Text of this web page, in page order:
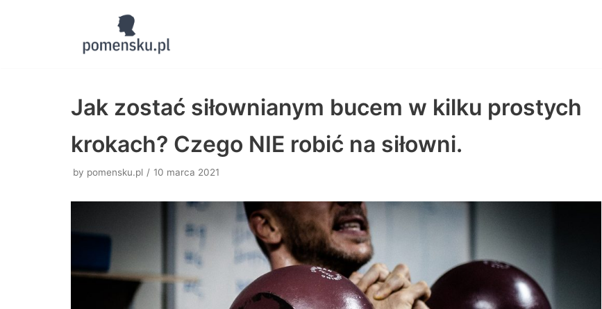
Jak zostać siłownianym bucem w kilku prostych
krokach? Czego NIE robić na siłowni.
by pomensku.pl 10 marca 2021